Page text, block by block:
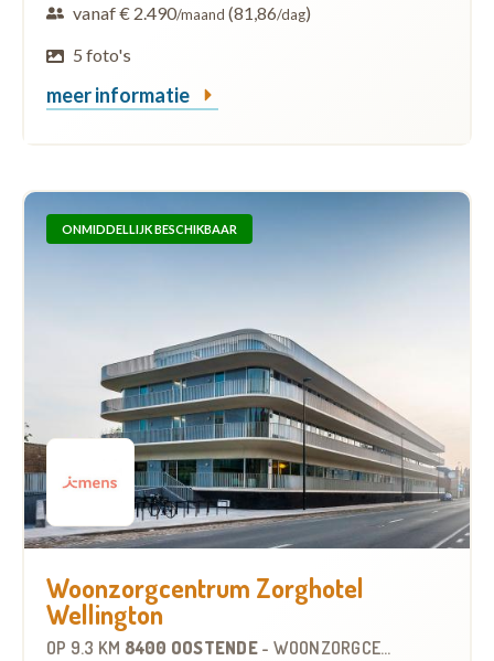
vanaf € 2.490/maand (81,86/dag)
5 foto's
meer informatie
ONMIDDELLIJK BESCHIKBAAR
Woonzorgcentrum Zorghotel
Wellington
OP 9.3 KM 8400 OOSTENDE - WOONZORGCENTRUM (WZC)